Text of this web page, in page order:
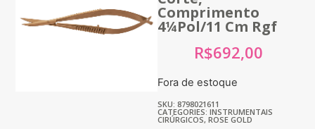
Comprimento
4¼Pol/11 Cm Rgf
R$692,00
Fora de estoque
SKU: 8798021611
CATEGORIES: INSTRUMENTAIS
CIRÚRGICOS, ROSE GOLD